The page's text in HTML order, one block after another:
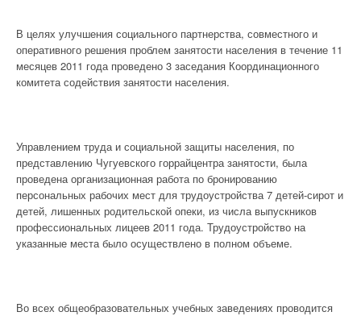
В целях улучшения социального партнерства, совместного и
оперативного решения проблем занятости населения в течение 11
месяцев 2011 года проведено 3 заседания Координационного
комитета содействия занятости населения.
Управлением труда и социальной защиты населения, по
представлению Чугуевского горрайцентра занятости, была
проведена организационная работа по бронированию
персональных рабочих мест для трудоустройства 7 детей-сирот и
детей, лишенных родительской опеки, из числа выпускников
профессиональных лицеев 2011 года. Трудоустройство на
указанные места было осуществлено в полном объеме.
Во всех общеобразовательных учебных заведениях проводится